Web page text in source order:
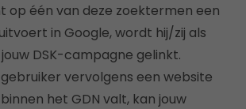
op één van deze zoektermen een
in Google, wordt hij/zij als
DSK-campagne gelinkt.
vervolgens een website
het GDN valt, kan jouw